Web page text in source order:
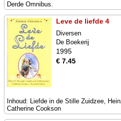
Derde Omnibus.
Leve de liefde 4
Diversen
De Boekerij
1995
€ 7.45
Inhoud: Liefde in de Stille Zuidzee,
Catherine Cookson